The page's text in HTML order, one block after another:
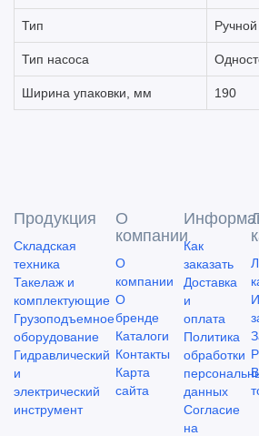
Тип Ручной
Тип насоса
Ширина упаковки, мм 190
Продукция
Складская
техника
Такелаж и
комплектующие
Грузоподъемное
оборудование
Гидравлический
и
электрический
инструмент
О
компании
О
компании
О
бренде
Каталоги
Контакты
Карта
сайта
Как
заказать
Доставка
и
оплата
Политика
обработки
данных
Согласие
на